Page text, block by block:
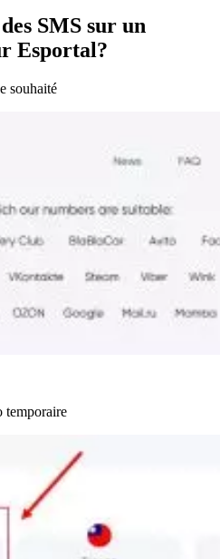
SMS sur un
Esportal?
souhaité
temporaire